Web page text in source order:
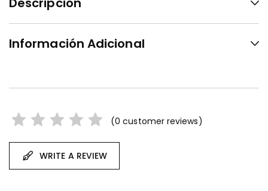
Información Adicional
(0 customer reviews)
WRITE A REVIEW